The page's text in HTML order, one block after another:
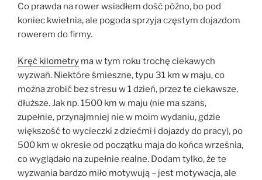
Co prawda na rower wsiadłem dość późno, bo pod
koniec kwietnia, ale pogoda sprzyja częstym dojazdom
rowerem do firmy.
Kręć kilometry ma w tym roku trochę ciekawych
wyzwań. Niektóre śmieszne, typu 31 km w maju, co
można zrobić bez stresu w 1 dzień, przez te ciekawsze,
dłuższe. Jak np. 1500 km w maju (nie ma szans,
zupełnie, przynajmniej nie w moim wydaniu, gdzie
większość to wycieczki z dziećmi i dojazdy do pracy), po
500 km w okresie od początku maja do końca września,
co wyglądało na zupełnie realne. Dodam tylko, że te
wyzwania bardzo miło motywują – jest motywacja, ale